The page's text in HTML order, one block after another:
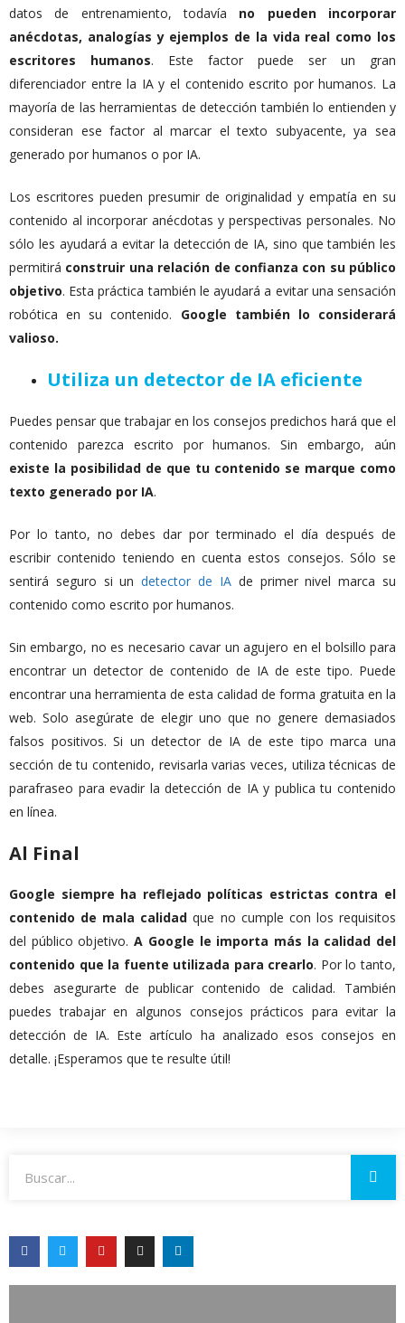
datos de entrenamiento, todavía no pueden incorporar
anécdotas, analogías y ejemplos de la vida real como los
escritores humanos. Este factor puede ser un gran
diferenciador entre la IA y el contenido escrito por humanos. La
mayoría de las herramientas de detección también lo entienden y
consideran ese factor al marcar el texto subyacente, ya sea
generado por humanos o por IA.
Los escritores pueden presumir de originalidad y empatía en su
contenido al incorporar anécdotas y perspectivas personales. No
sólo les ayudará a evitar la detección de IA, sino que también les
permitirá construir una relación de confianza con su público
objetivo. Esta práctica también le ayudará a evitar una sensación
robótica en su contenido. Google también lo considerará
valioso.
Utiliza un detector de IA eficiente
Puedes pensar que trabajar en los consejos predichos hará que el
contenido parezca escrito por humanos. Sin embargo, aún
existe la posibilidad de que tu contenido se marque como
texto generado por IA.
Por lo tanto, no debes dar por terminado el día después de
escribir contenido teniendo en cuenta estos consejos. Sólo se
sentirá seguro si undetector de IAde primer nivel marca su
contenido como escrito por humanos.
Sin embargo, no es necesario cavar un agujero en el bolsillo para
encontrar un detector de contenido de IA de este tipo. Puede
encontrar una herramienta de esta calidad de forma gratuita en la
web. Solo asegúrate de elegir uno que no genere demasiados
falsos positivos. Si un detector de IA de este tipo marca una
sección de tu contenido, revisarla varias veces, utiliza técnicas de
parafraseo para evadir la detección de IA y publica tu contenido
en línea.
Al Final
Google siempre ha reflejado políticas estrictas contra el
contenido de mala calidad que no cumple con los requisitos
del público objetivo.A Google le importa más la calidad del
contenido que la fuente utilizada para crearlo. Por lo tanto,
debes asegurarte de publicar contenido de calidad. También
puedes trabajar en algunos consejos prácticos para evitar la
detección de IA. Este artículo ha analizado esos consejos en
detalle. ¡Esperamos que te resulte útil!